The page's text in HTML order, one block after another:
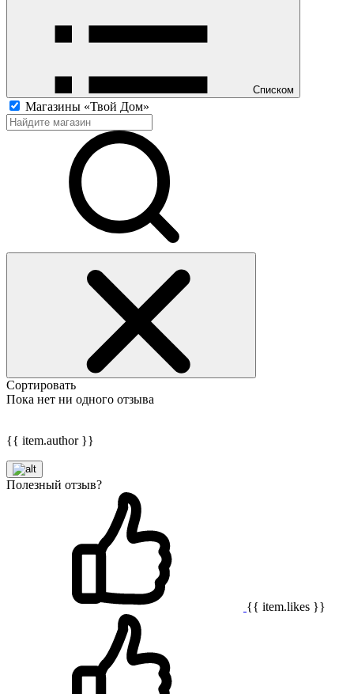
Списком
Магазины «Твой Дом»
Сортировать
Пока нет ни одного отзыва
{{ item.author }}
Полезный отзыв?
{{ item.likes }}